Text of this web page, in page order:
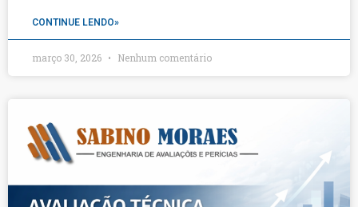
CONTINUE LENDO»
março 30, 2026 Nenhum comentário